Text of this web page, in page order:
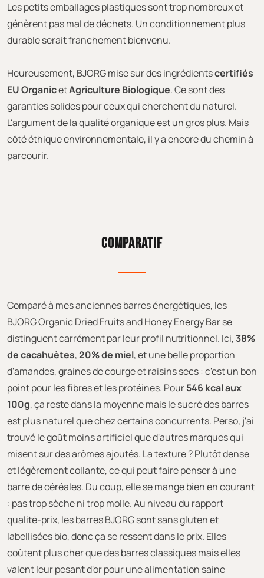
Les petits emballages plastiques sont trop nombreux et
génèrent pas mal de déchets. Un conditionnement plus
durable serait franchement bienvenu.
Heureusement, BJORG mise sur des ingrédientscertifiés
EU OrganicetAgriculture Biologique. Ce sont des
garanties solides pour ceux qui cherchent du naturel.
L'argument de la qualité organique est un gros plus. Mais
côté éthique environnementale, il y a encore du chemin à
parcourir.
COMPARATIF
Comparé à mes anciennes barres énergétiques, les
BJORG Organic Dried Fruits and Honey Energy Bar se
distinguent carrément par leur profil nutritionnel. Ici,38%
de cacahuètes,20% de miel, et une belle proportion
d'amandes, graines de courge et raisins secs : c'est un bon
point pour les fibres et les protéines. Pour546 kcal aux
100g, ça reste dans la moyenne mais le sucré des barres
est plus naturel que chez certains concurrents. Perso, j'ai
trouvé le goût moins artificiel que d'autres marques qui
misent sur des arômes ajoutés. La texture ? Plutôt dense
et légèrement collante, ce qui peut faire penser à une
barre de céréales. Du coup, elle se mange bien en courant
: pas trop sèche ni trop molle. Au niveau du rapport
qualité-prix, les barres BJORG sont sans gluten et
labellisées bio, donc ça se ressent dans le prix. Elles
coûtent plus cher que des barres classiques mais elles
valent leur pesant d'or pour une alimentation saine